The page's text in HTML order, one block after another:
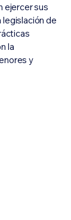
ejercer sus
de
la
y